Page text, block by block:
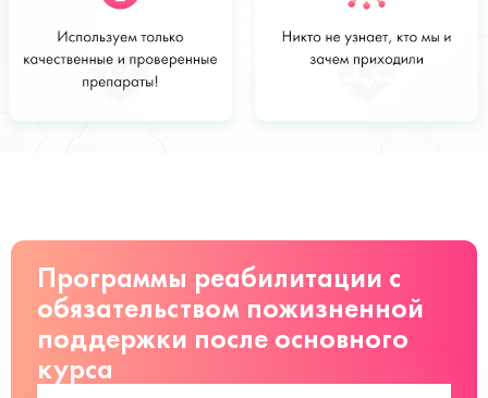
Стоимость
от 5500 руб
Заказать
Программы реабилитации с
обязательством пожизненной
поддержки после основного
курса